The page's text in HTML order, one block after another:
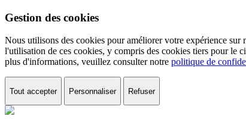
Gestion des cookies
Nous utilisons des cookies pour améliorer votre expérience sur notre site, analyser
l'utilisation de ces cookies, y compris des cookies tiers pour le ciblage publicitaire. Vous pouvez également personnaliser vos choix en cliquant sur "Personnaliser"
plus d'informations, veuillez consulter notre politique de
Tout accepter Personnaliser Refuser